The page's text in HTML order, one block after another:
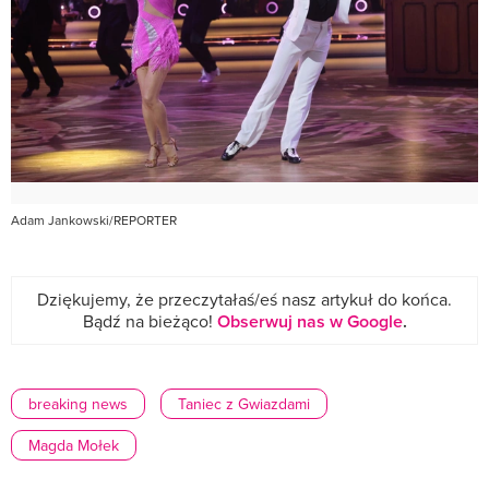
Adam Jankowski/REPORTER
Dziękujemy, że przeczytałaś/eś nasz artykuł do końca.
Bądź na bieżąco! Obserwuj nas w Google.
breaking news
Taniec z Gwiazdami
Magda Mołek